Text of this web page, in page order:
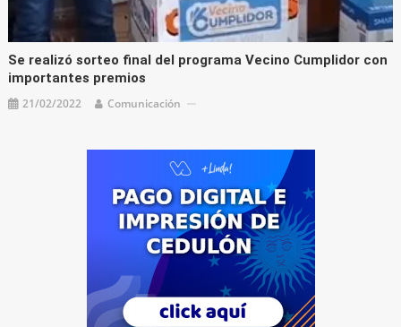
Se realizó sorteo final del programa Vecino Cumplidor con
importantes premios
21/02/2022 Comunicación